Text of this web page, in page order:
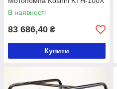
В наявності
83 686,40 ₴
Купити